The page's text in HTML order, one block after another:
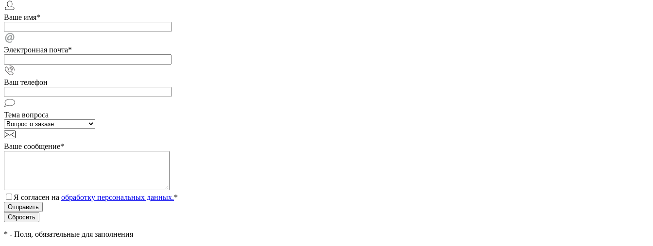
Ваше имя*
Электронная почта*
Ваш телефон
Тема вопроса
Ваше сообщение*
Я согласен на обработку персональных данных.*
* - Поля, обязательные для заполнения